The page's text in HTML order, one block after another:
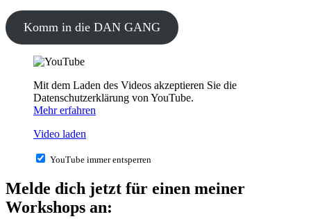
Komm in die DAN GANG
Mit dem Laden des Videos akzeptieren Sie die
Datenschutzerklärung von YouTube.
Mehr erfahren
Video laden
YouTube immer entsperren
Melde dich jetzt für einen meiner
Workshops an: